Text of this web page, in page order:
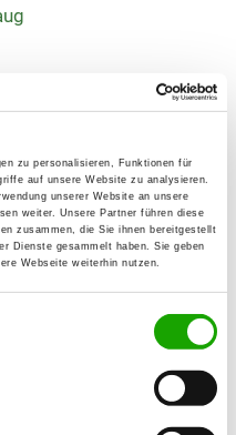
zu personalisieren, Funktionen für
auf unsere Website zu analysieren.
unserer Website an unsere
weiter. Unsere Partner führen diese
zusammen, die Sie ihnen bereitgestellt
Dienste gesammelt haben. Sie geben
Webseite weiterhin nutzen.
woelfe.de